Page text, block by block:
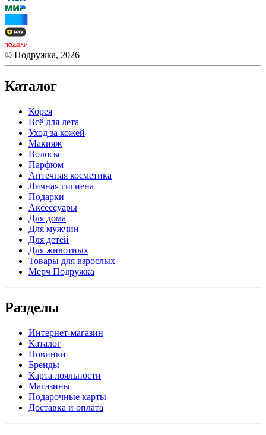
© Подружка, 2026
Каталог
Корея
Всё для лета
Уход за кожей
Макияж
Волосы
Парфюм
Аптечная косметика
Личная гигиена
Подарки
Аксессуары
Для дома
Для мужчин
Для детей
Для животных
Товары для взрослых
Мерч Подружка
Разделы
Интернет-магазин
Каталог
Новинки
Бренды
Карта лояльности
Магазины
Подарочные карты
Доставка и оплата